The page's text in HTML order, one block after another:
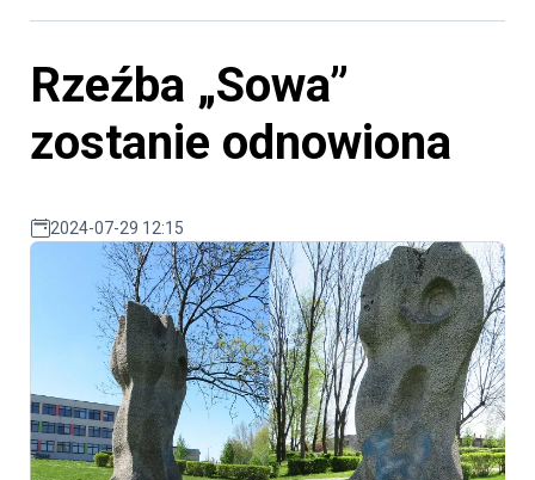
Rzeźba „Sowa”
zostanie odnowiona
2024-07-29 12:15